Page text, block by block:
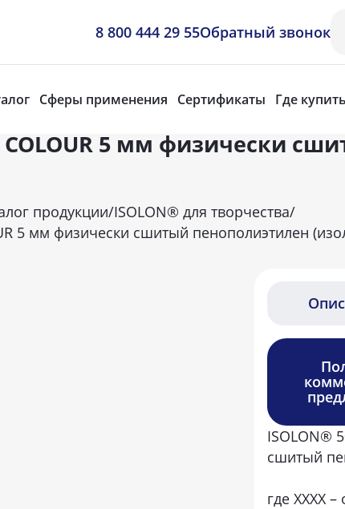
8 800 444 29 55Обратный звонок
Сферы применения Сертификаты Где купить
COLOUR 5 мм физически
продукции/ISOLON® для творчества/
5 мм физически сшитый пенополиэтилен
ISOLON®
сшитый
где ХХХХ